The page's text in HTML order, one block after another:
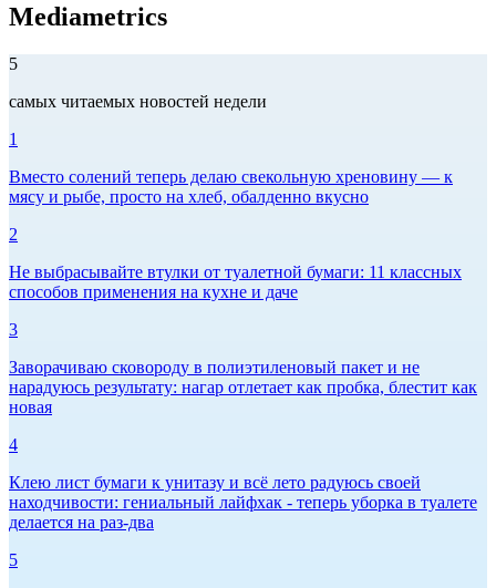
Mediametrics
5
самых читаемых новостей недели
1
Вместо солений теперь делаю свекольную хреновину — к
мясу и рыбе, просто на хлеб, обалденно вкусно
2
Не выбрасывайте втулки от туалетной бумаги: 11 классных
способов применения на кухне и даче
3
Заворачиваю сковороду в полиэтиленовый пакет и не
нарадуюсь результату: нагар отлетает как пробка, блестит как
новая
4
Клею лист бумаги к унитазу и всё лето радуюсь своей
находчивости: гениальный лайфхак - теперь уборка в туалете
делается на раз-два
5